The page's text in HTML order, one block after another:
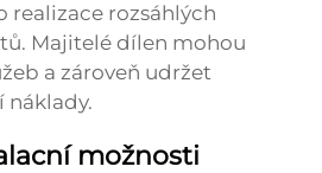
realizace rozsáhlých
Majitelé dílen mohou
a zároveň udržet
náklady.
možnosti